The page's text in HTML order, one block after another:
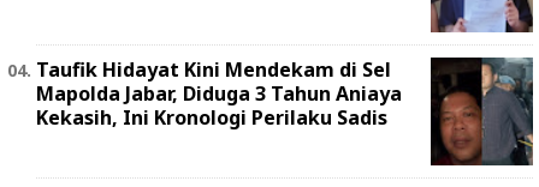
Taufik Hidayat Kini Mendekam di Sel
Mapolda Jabar, Diduga 3 Tahun Aniaya
Kekasih, Ini Kronologi Perilaku Sadis